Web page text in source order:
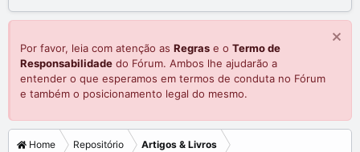
Por favor, leia com atenção as Regras e o Termo de
Responsabilidade do Fórum. Ambos lhe ajudarão a
entender o que esperamos em termos de conduta no Fórum
e também o posicionamento legal do mesmo.
Home Repositório Artigos & Livros